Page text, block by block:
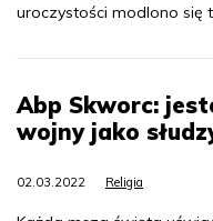
uroczystości modlono się
Abp Skworc:
wojny jako
02.03.2022 Religia